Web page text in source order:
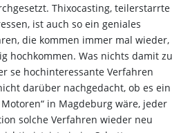
Thixocasting, teilerstarrte
ist auch so ein geniales
die kommen immer mal wieder,
hochkommen. Was nichts damit zu
se hochinteressante Verfahren
darüber nachgedacht, ob es ein
in Magdeburg wäre, jeder
solche Verfahren wieder neu